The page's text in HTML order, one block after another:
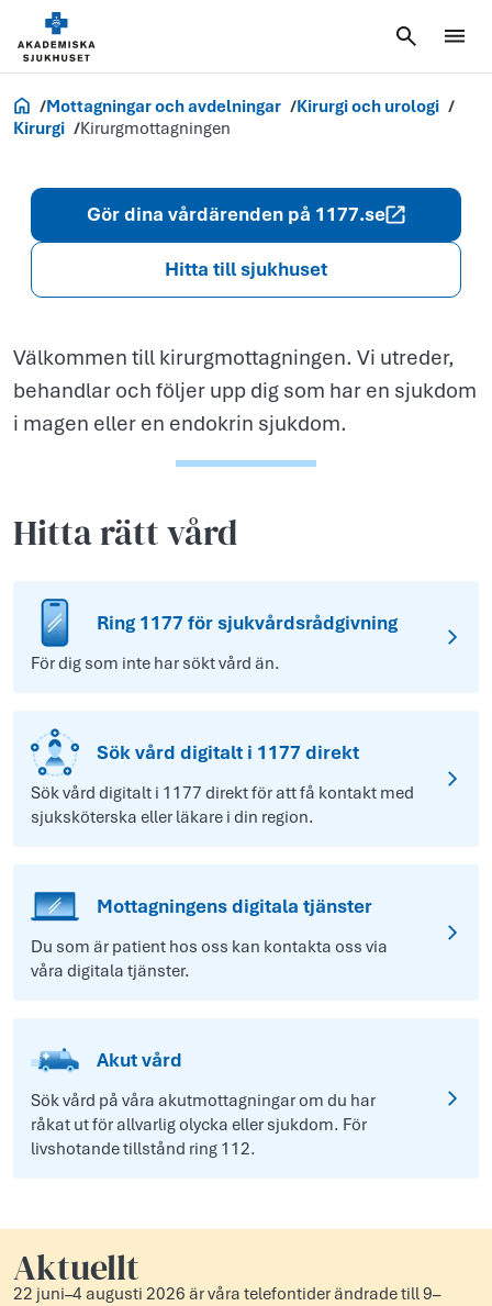
Akademiska.se
Mottagningar och avdelningar
Kirurgi och urologi
Kirurgi
Kirurg­mottagningen
Kirurg­
mottagningen
Gör dina vårdärenden på 1177.se
Hitta till sjukhuset
Välkommen till kirurgmottagningen. Vi utreder,
behandlar och följer upp dig som har en sjukdom
i magen eller en endokrin sjukdom.
Hitta rätt vård
Ring 1177 för sjukvårdsrådgivning
För dig som inte har sökt vård än.
Sök vård digitalt i 1177 direkt
Sök vård digitalt i 1177 direkt för att få kontakt med
sjuksköterska eller läkare i din region.
Mottagningens digitala tjänster
Du som är patient hos oss kan kontakta oss via
våra digitala tjänster.
Akut vård
Sök vård på våra akutmottagningar om du har
råkat ut för allvarlig olycka eller sjukdom. För
livshotande tillstånd ring 112.
Aktuellt
22 juni–4 augusti 2026 är våra telefontider ändrade till 9–